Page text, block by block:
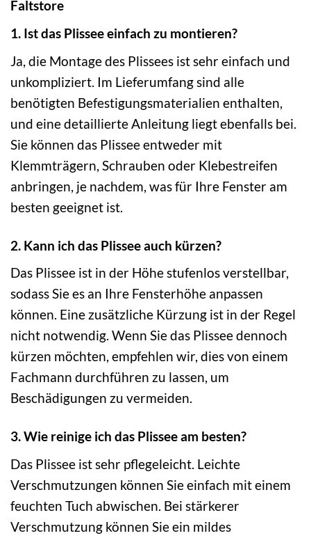
Faltstore
1. Ist das Plissee einfach zu montieren?
Ja, die Montage des Plissees ist sehr einfach und
unkompliziert. Im Lieferumfang sind alle
benötigten Befestigungsmaterialien enthalten,
und eine detaillierte Anleitung liegt ebenfalls bei.
Sie können das Plissee entweder mit
Klemmträgern, Schrauben oder Klebestreifen
anbringen, je nachdem, was für Ihre Fenster am
besten geeignet ist.
2. Kann ich das Plissee auch kürzen?
Das Plissee ist in der Höhe stufenlos verstellbar,
sodass Sie es an Ihre Fensterhöhe anpassen
können. Eine zusätzliche Kürzung ist in der Regel
nicht notwendig. Wenn Sie das Plissee dennoch
kürzen möchten, empfehlen wir, dies von einem
Fachmann durchführen zu lassen, um
Beschädigungen zu vermeiden.
3. Wie reinige ich das Plissee am besten?
Das Plissee ist sehr pflegeleicht. Leichte
Verschmutzungen können Sie einfach mit einem
feuchten Tuch abwischen. Bei stärkerer
Verschmutzung können Sie ein mildes